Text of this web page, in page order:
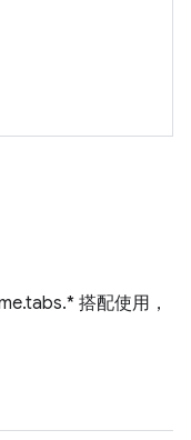
搭配使用，